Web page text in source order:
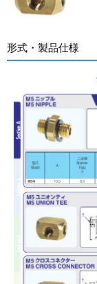
形式・製品仕様